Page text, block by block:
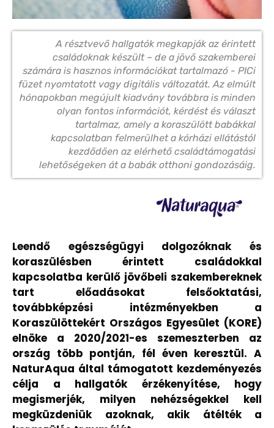
A résztvevő hallgatók megkapják az érintett
családoknak készült – de a jövő szakemberei
számára is hasznos információkat tartalmazó - PICi
füzet nyomtatott vagy digitális változatát. Az elmúlt
hónapokban megújult kiadvány továbbra is minden
olyan fontos információt, kérdést és választ
tartalmaz, amely a koraszülött babákkal
kapcsolatban felmerülhet a kórházi ellátástól
kezdődően az elérhető családtámogatási
lehetőségeken át a babák otthoni gondozásáig.
Leendő egészségügyi dolgozóknak és
koraszülésben érintett családokkal
kapcsolatba kerülő jövőbeli szakembereknek
tart előadásokat felsőoktatási,
továbbképzési intézményekben a
Koraszülöttekért Országos Egyesület (KORE)
elnöke a 2020/2021-es szemeszterben az
ország több pontján, fél éven keresztül. A
NaturAqua által támogatott kezdeményezés
célja a hallgatók érzékenyítése, hogy
megismerjék, milyen nehézségekkel kell
megküzdeniük azoknak, akik átélték a